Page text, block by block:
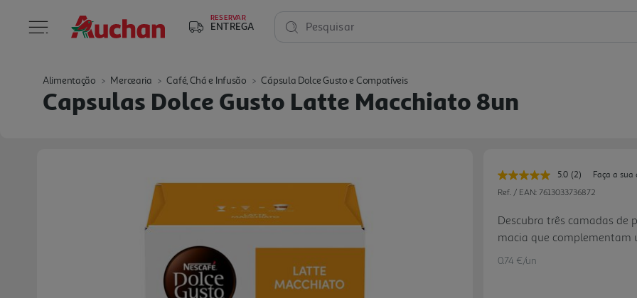
RESERVAR
ENTREGA Pesquisar
Alimentação Mercearia Café, Chá e Infusão Cápsula Dolce Gusto e Compatíveis
Capsulas Dolce Gusto Latte Macchiato 8un
5.0 Leu
2
para
a
(2)
Faça a sua
Ref. / EAN: 7613033736872
Descubra três camadas de
macia que complementam
alta qualidade. Basta um
0.74 €/un